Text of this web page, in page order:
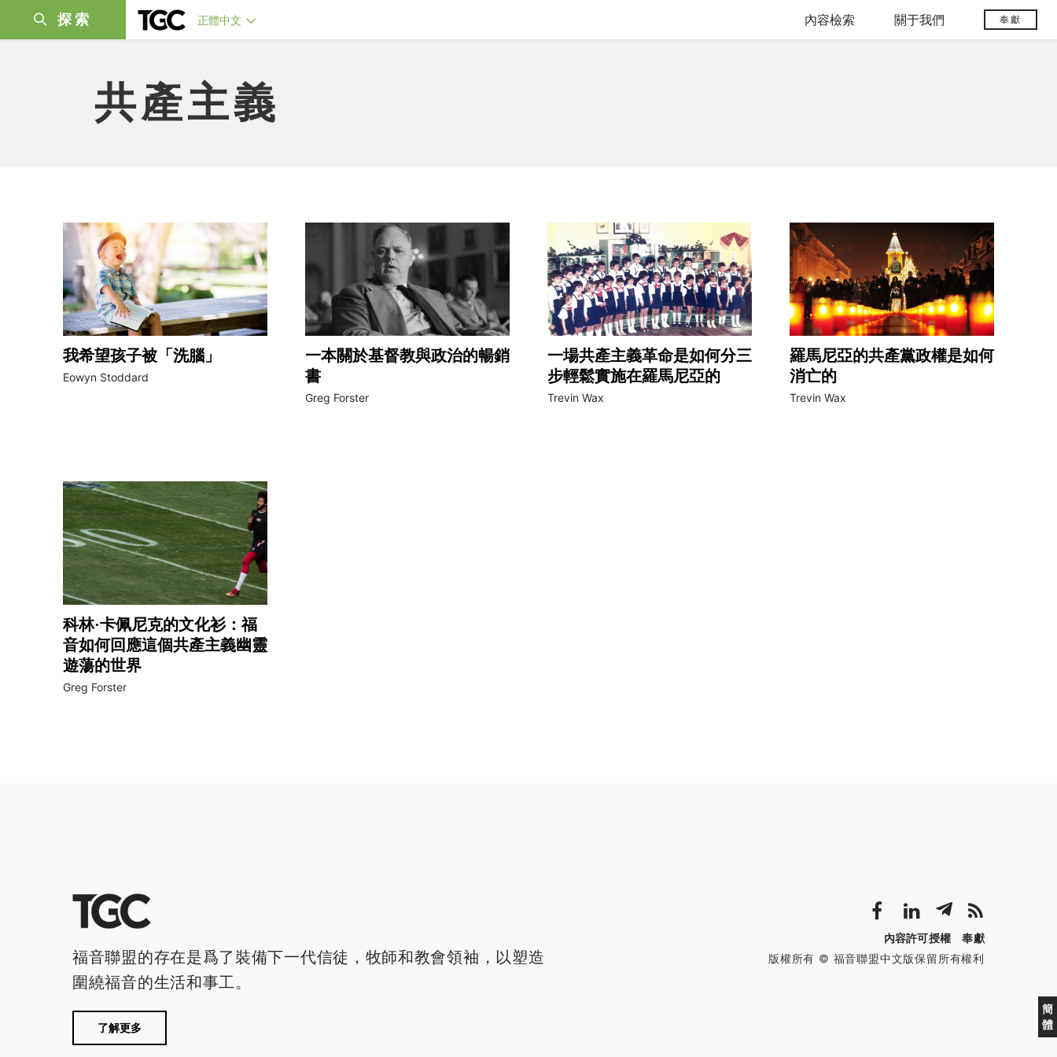
探索 正體中文 內容檢索 關于我們 奉獻
共產主義
我希望孩子被「洗腦」
Eowyn Stoddard
一本關於基督教與政治的暢銷
書
Greg Forster
一場共產主義革命是如何分三
步輕鬆實施在羅馬尼亞的
Trevin Wax
羅馬尼亞的共產黨政權是如何
消亡的
Trevin Wax
科林·卡佩尼克的文化衫：福
音如何回應這個共產主義幽靈
遊蕩的世界
Greg Forster
簡
體
福音聯盟的存在是爲了裝備下一代信徒，牧師和教會領袖，以塑造
圍繞福音的生活和事工。
了解更多
內容許可授權
奉獻
版權所有 © 福音聯盟中文版保留所有權利